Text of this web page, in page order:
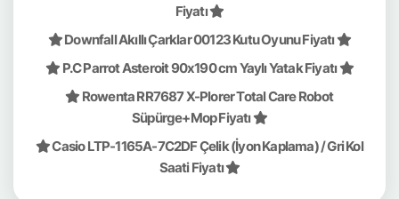
Fiyatı
Downfall Akıllı Çarklar 00123 Kutu Oyunu Fiyatı
P.C Parrot Asteroit 90x190 cm Yaylı Yatak Fiyatı
Rowenta RR7687 X-Plorer Total Care Robot
Süpürge+Mop Fiyatı
Casio LTP-1165A-7C2DF Çelik (İyon Kaplama) / Gri Kol
Saati Fiyatı